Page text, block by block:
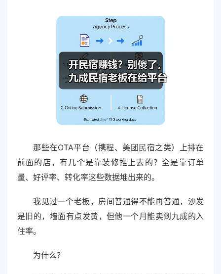
那些在OTA平台（携程、美团民宿之类）上排在
前面的店，有几个是靠装修推上去的？全是靠订单
量、好评率、转化率这些数据堆出来的。
我见过一个老板，房间普通得不能再普通，沙发
是旧的，墙面有点发黄，但他一个月能卖到九成的入
住率。
为什么？